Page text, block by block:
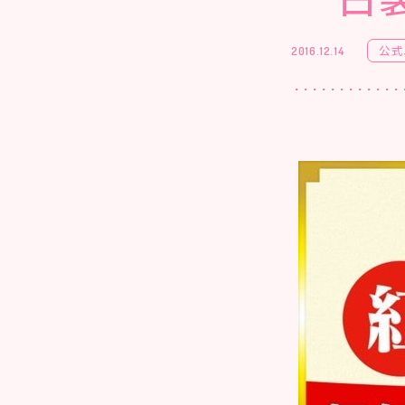
2016.12.14 公